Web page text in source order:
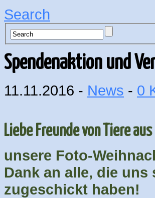
Search
Spendenaktion und
11.11.2016 - News - 0
Liebe Freunde von Tiere
unsere Foto-
Dank an alle, die
zugeschickt haben!